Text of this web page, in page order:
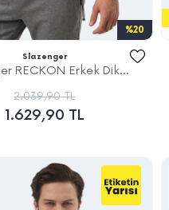
%20
Slazenger
RECKON Erkek Dik...
2.039,90 TL
1.629,90 TL